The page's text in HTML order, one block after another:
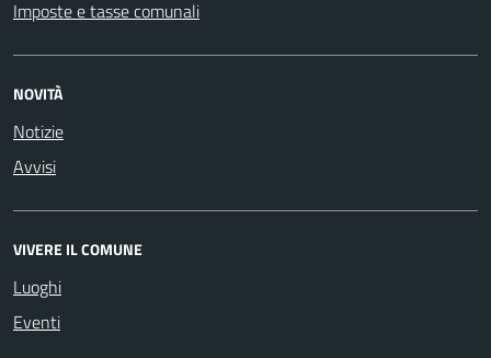
Imposte e tasse comunali
NOVITÀ
Notizie
Avvisi
VIVERE IL COMUNE
Luoghi
Eventi